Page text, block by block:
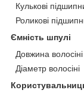
Кулькові
Роликові
Ємність шпулі
Довжина волосіні
Діаметр волосіні